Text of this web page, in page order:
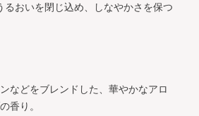
るおいを閉じ込め、しなやかさを保つ
などをブレンドした、華やかなアロ
香り。